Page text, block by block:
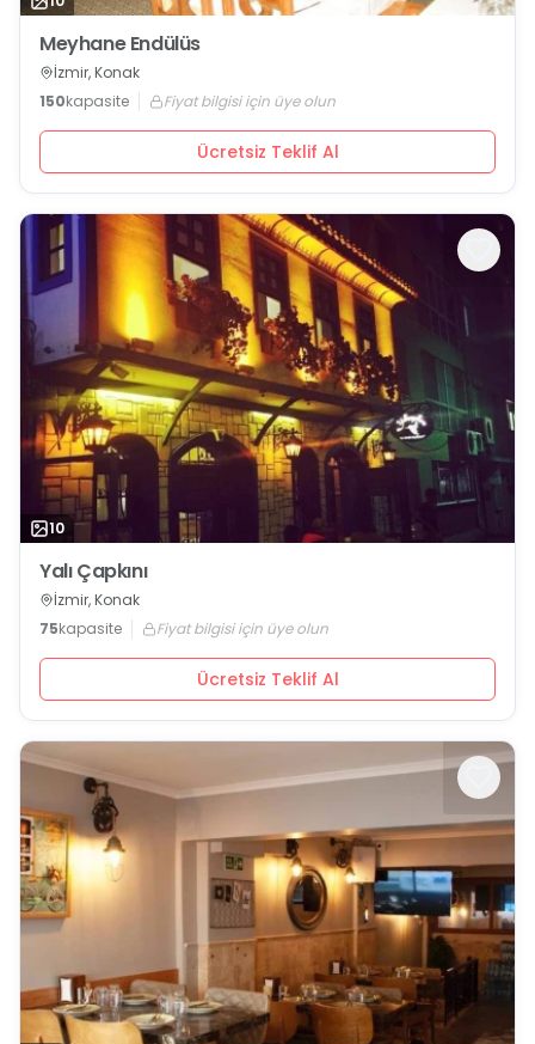
Meyhane Endülüs
İzmir, Konak
150kapasite Fiyat bilgisi için üye olun
Ücretsiz Teklif Al
10
Yalı Çapkını
İzmir, Konak
75kapasite Fiyat bilgisi için üye olun
Ücretsiz Teklif Al